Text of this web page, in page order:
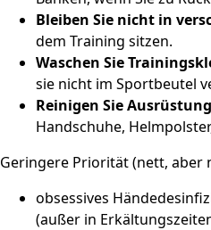
Bleiben Sie nicht in
dem Training sitzen.
Waschen Sie
sie nicht im Sportbeutel
Reinigen Sie Ausrüstung
Handschuhe,
Geringere Priorität (nett, aber
obsessives
(außer in